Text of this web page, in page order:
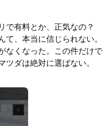
で有料とか、正気なの？
て、本当に信じられない。
なくなった。この件だけで
ツダは絶対に選ばない。